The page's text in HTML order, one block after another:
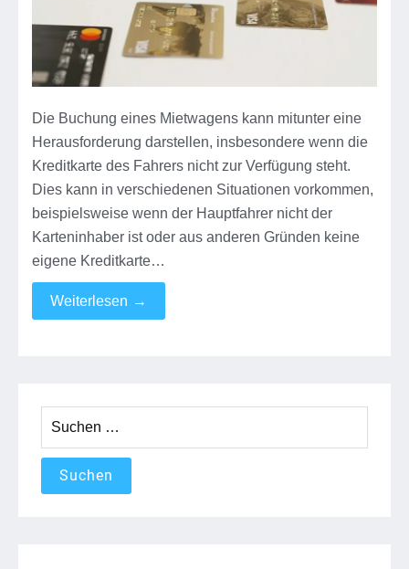
Fahrers
Die Buchung eines Mietwagens kann mitunter eine
Herausforderung darstellen, insbesondere wenn die
Kreditkarte des Fahrers nicht zur Verfügung steht.
Dies kann in verschiedenen Situationen vorkommen,
beispielsweise wenn der Hauptfahrer nicht der
Karteninhaber ist oder aus anderen Gründen keine
eigene Kreditkarte…
Weiterlesen →